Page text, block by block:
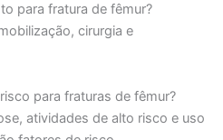
para fratura de fêmur?
cirurgia e
para fraturas de fêmur?
atividades de alto risco e uso